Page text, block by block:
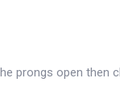
prongs open then